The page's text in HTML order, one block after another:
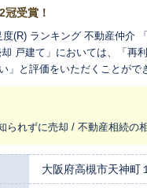
受賞！
(R) ランキング 不動産仲介
戸建て」においては、「
」と評価をいただくことが
％※ ※当調査における「どの
の結果から算出した割合です。
られずに売却 / 不動産相続
大阪府高槻市天神町